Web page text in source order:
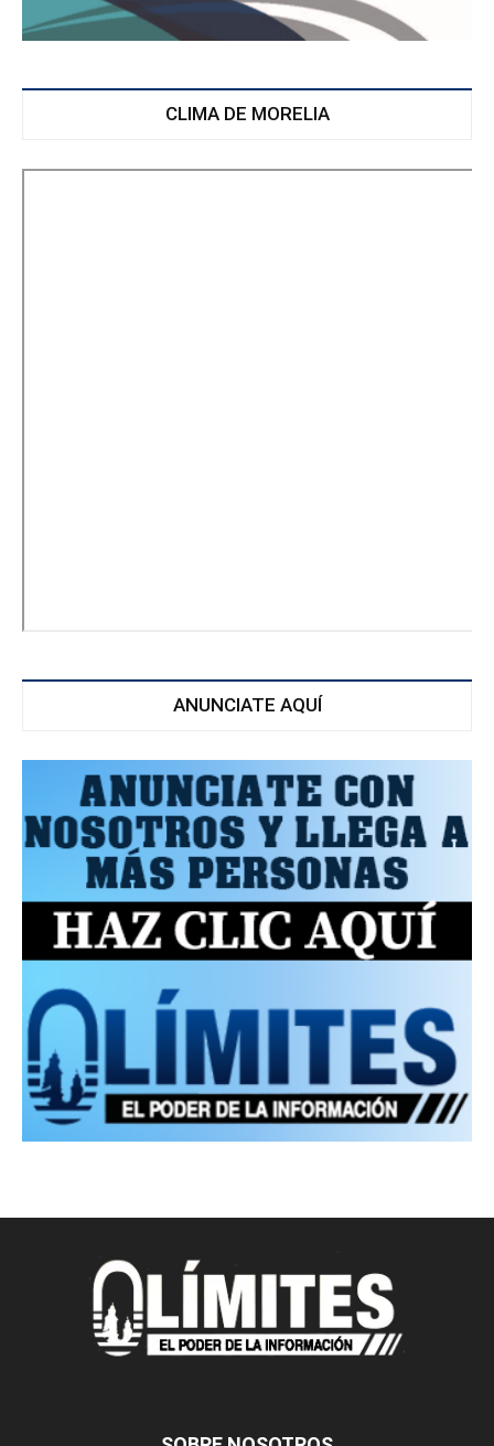
CLIMA DE MORELIA
ANUNCIATE AQUÍ